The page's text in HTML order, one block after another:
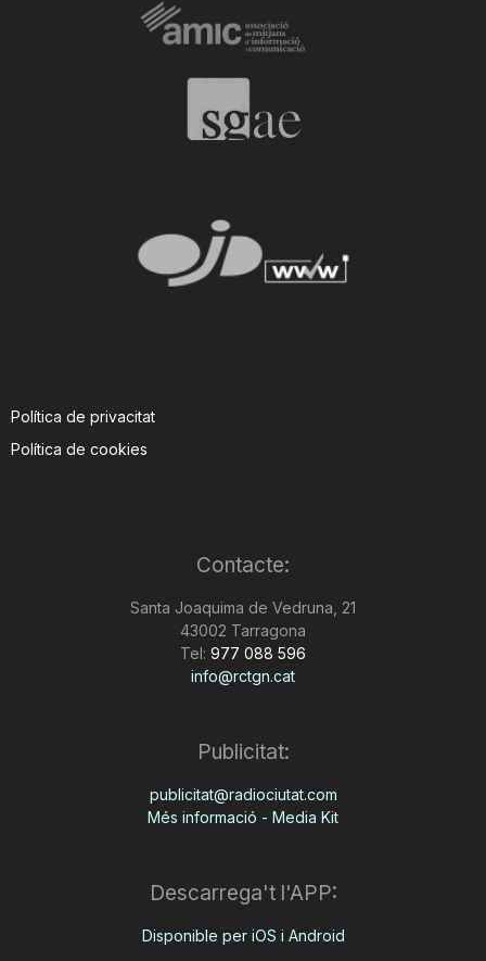
Política de privacitat
Política de cookies
Contacte:
Santa Joaquima de Vedruna, 21
43002 Tarragona
Tel: 977 088 596
info@rctgn.cat
Publicitat:
publicitat@radiociutat.com
Més informació - Media Kit
Descarrega't l'APP:
Disponible per iOS i Android